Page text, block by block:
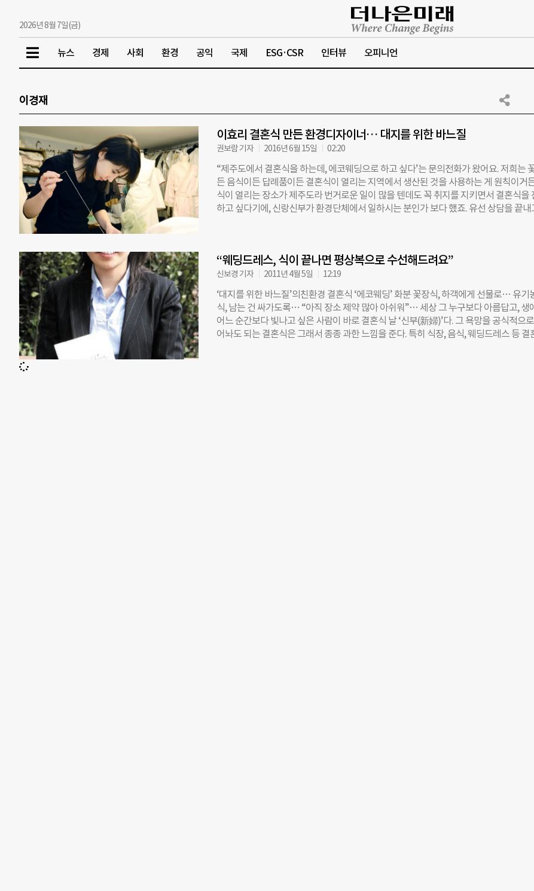
2026년 8월 7일(금)
뉴스 경제 사회 환경 공익 국제 ESG·CSR 인터뷰 오피니언
이경재
이효리 결혼식 만든 환경디자이너… 대지를 위한 바느질
권보람 기자 2016년 6월 15일 02:20
“제주도에서 결혼식을 하는데, 에코웨딩으로 하고 싶다’는 문의전화가 왔어요. 저희는
든 음식이든 답례품이든 결혼식이 열리는 지역에서 생산된 것을 사용하는 게 원칙이거
식이 열리는 장소가 제주도라 번거로운 일이 많을 텐데도 꼭 취지를 지키면서 결혼식을
하고 싶다기에, 신랑신부가 환경단체에서 일하시는 분인가 보다 했죠. 유선 상담을 끝내
리스트 이상순의 결혼식. 모두가 주목하는 ‘세기의 커플’답게 암암리에 드레스를 비롯한
협찬 제의가 쏟아졌다. 하지만 두 사람은 이 모든 제안을 거절하고 ‘친환경 결혼식’을 선
다. 합성섬유 대신 옥수수 원사로 웨딩드레스를 만들고, 호텔 뷔페 대신 동네 맛집 음식
하객을 대접하는 조그만 사회적기업의 대표가 결혼식 기획을 맡았다. 국내 ‘에코웨딩’의
주자 ‘대지를 위한 바느질’의 이경재(37) 대표다. 두 사람의 결혼식은 하객 의자와 화분
까지 모두 제주도 현지에서 공수한 제품으로 꾸며졌다. 파파라치를 피하기 위해 결혼식
러질 야외공간은 리넨과 면으로 벽을 만들어 둘렀다. 이 가림막 천은 결혼식이 끝나고 난
“웨딩드레스, 식이 끝나면 평상복으로 수선해드려요”
신보경 기자 2011년 4월 5일 12:19
‘대지를 위한 바느질’의친환경 결혼식 ‘에코웨딩’ 화분 꽃장식, 하객에게 선물로… 유기
식, 남는 건 싸가도록… “아직 장소 제약 많아 아쉬워”… 세상 그 누구보다 아름답고, 생
어느 순간보다 빛나고 싶은 사람이 바로 결혼식 날 ‘신부(新婦)’다. 그 욕망을 공식적으
어놔도 되는 결혼식은 그래서 종종 과한 느낌을 준다. 특히 식장, 음식, 웨딩드레스 등 결